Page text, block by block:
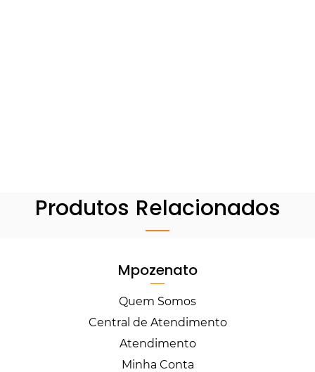
Produtos Relacionados
Mpozenato
Quem Somos
Central de Atendimento
Atendimento
Minha Conta